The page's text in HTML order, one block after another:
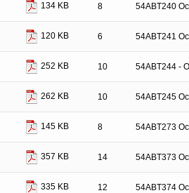
134 KB 8 54ABT240
120 KB 6 54ABT241
252 KB 10 54ABT244 -
262 KB 10 54ABT245
145 KB 8 54ABT273
357 KB 14 54ABT373
335 KB 12 54ABT374